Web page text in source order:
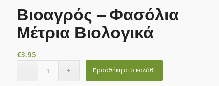
Βιοαγρός – Φασόλια
Μέτρια Βιολογικά
€3.95
Προσθήκη στο καλάθι